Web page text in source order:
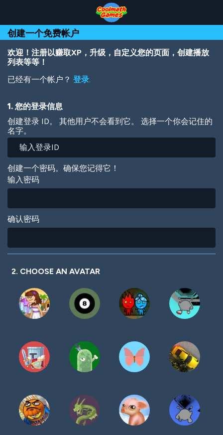
Top
of
Page
Navigation
Main
Content
Footer
到
主
要
内
容
创建一个免费帐户
欢迎！注册以赚取XP，升级，自定义您的页面，创建播放
列表等等！
已经有一个帐户？ 登录.
1. 您的登录信息
创建登录 ID。 其他用户不会看到它。 选择一个你会记住的
名字。
创建一个密码。确保您记得它！
输入密码
确认密码
2. CHOOSE AN AVATAR